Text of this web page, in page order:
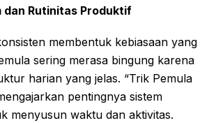
dan Rutinitas Produktif
membentuk kebiasaan yang
sering merasa bingung karena
harian yang jelas. “Trik Pemula
pentingnya sistem
menyusun waktu dan aktivitas.